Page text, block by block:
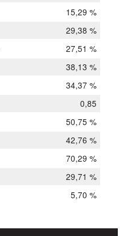
15,29 %
29,38 %
27,51 %
38,13 %
34,37 %
0,85
50,75 %
42,76 %
70,29 %
29,71 %
5,70 %